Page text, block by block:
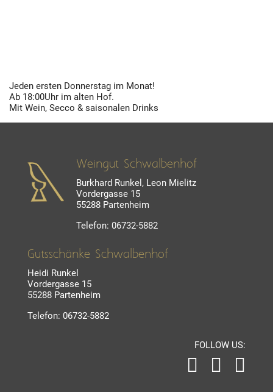
Jeden ersten Donnerstag im Monat!
Ab 18:00Uhr im alten Hof.
Mit Wein, Secco & saisonalen Drinks
Weingut Schwalbenhof
Burkhard Runkel, Leon Mielitz
Vordergasse 15
55288 Partenheim
Telefon: 06732-5882
Gutsschänke Schwalbenhof
Heidi Runkel
Vordergasse 15
55288 Partenheim
Telefon: 06732-5882
FOLLOW US: